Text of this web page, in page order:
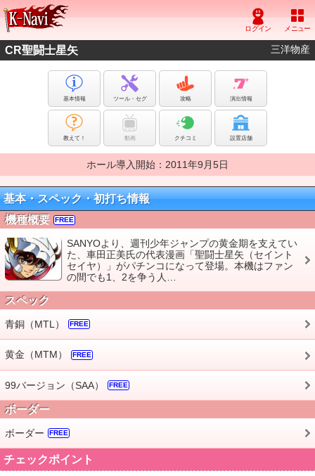
CR聖闘士星矢 三洋物産
基本情報 ツール・セグ 攻略 演出情報
教えて！ 動画 クチコミ 設置店舗
ホール導入開始：2011年9月5日
基本・スペック・初打ち情報
機種概要
FREE
SANYOより、週刊少年ジャンプの黄金期を支えてい
た、車田正美氏の代表漫画「聖闘士星矢（セイント
セイヤ）」がパチンコになって登場。本機はファン
の間でも1、2を争う人…
スペック
青銅（MTL） FREE
黄金（MTM） FREE
99バージョン（SAA） FREE
ボーダー
ボーダー FREE
チェックポイント